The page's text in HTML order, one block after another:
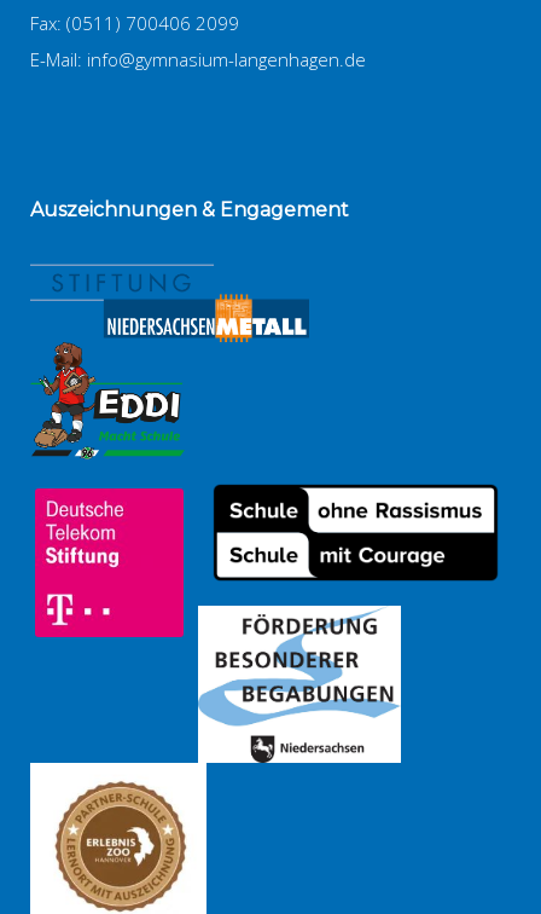
Fax: (0511) 700406 2099
E-Mail: info@gymnasium-langenhagen.de
Auszeichnungen & Engagement